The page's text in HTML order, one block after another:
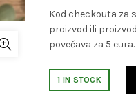
Kod checkouta za
proizvod ili
povečava za 5 eura.
1 IN STOCK